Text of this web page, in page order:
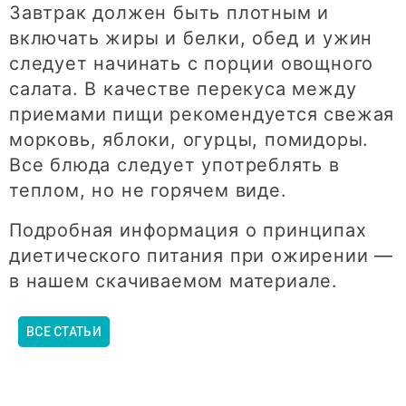
Завтрак должен быть плотным и
включать жиры и белки, обед и ужин
следует начинать с порции овощного
салата. В качестве перекуса между
приемами пищи рекомендуется свежая
морковь, яблоки, огурцы, помидоры.
Все блюда следует употреблять в
теплом, но не горячем виде.
Подробная информация о принципах
диетического питания при ожирении —
в нашем скачиваемом материале.
ВСЕ СТАТЬИ